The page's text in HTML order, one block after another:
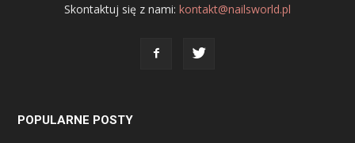
Skontaktuj się z nami: kontakt@nailsworld.pl
POPULARNE POSTY